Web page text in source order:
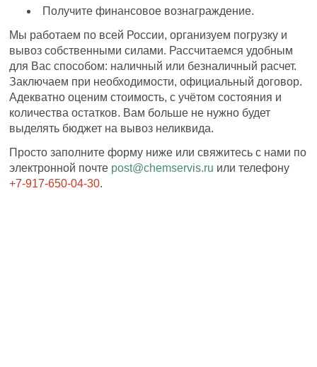
Получите финансовое вознаграждение.
Мы работаем по всей России, организуем погрузку и
вывоз собственными силами. Рассчитаемся удобным
для Вас способом: наличный или безналичный расчет.
Заключаем при необходимости, официальный договор.
Адекватно оценим стоимость, с учётом состояния и
количества остатков. Вам больше не нужно будет
выделять бюджет на вывоз неликвида.
Просто заполните форму ниже или свяжитесь с нами по
электронной почте post@chemservis.ru или телефону
+7-917-650-04-30.